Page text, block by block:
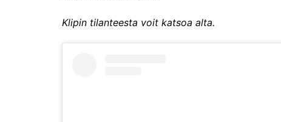
Klipin tilanteesta voit katsoa alta.